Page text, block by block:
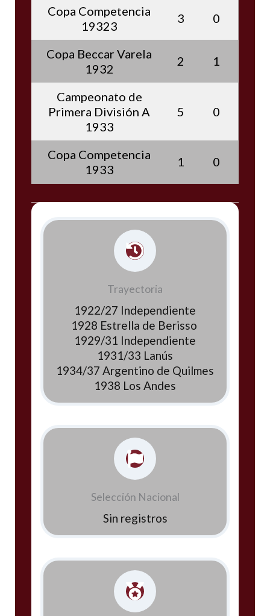
Copa Competencia
19323
3 0
Copa Beccar Varela
1932
2 1
Campeonato de
Primera División A
1933
5 0
Copa Competencia
1933
1 0
Trayectoria
1922/27 Independiente
1928 Estrella de Berisso
1929/31 Independiente
1931/33 Lanús
1934/37 Argentino de Quilmes
1938 Los Andes
Selección Nacional
Sin registros